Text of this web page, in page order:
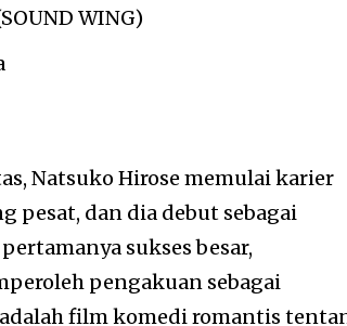
WING)
Natsuko Hirose memulai karier
pesat, dan dia debut sebagai
pertamanya sukses besar,
pengakuan sebagai
film komedi romantis